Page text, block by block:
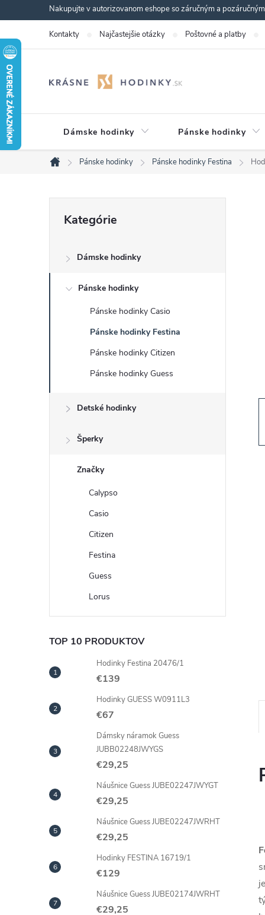
na
obsah
Nakupujte v autorizovanom eshope so záručným a
Kontakty Najčastejšie otázky Poštovné a platby
Dámske hodinky Pánske hodinky
Domov
Pánske hodinky Pánske hodinky Festina
č
a
kategórie
Kategórie
Dámske hodinky
Pánske hodinky
Pánske hodinky Casio
Pánske hodinky Festina
Pánske hodinky Citizen
Pánske hodinky Guess
Detské hodinky
Šperky
Značky
Calypso
Casio
Citizen
Festina
Guess
Lorus
TOP 10 PRODUKTOV
Hodinky Festina 20476/1
€139
Hodinky GUESS W0911L3
€67
Dámsky náramok Guess
JUBB02248JWYGS
€29,25
Náušnice Guess JUBE02247JWYGT
€29,25
Náušnice Guess JUBE02247JWRHT
€29,25
Hodinky FESTINA 16719/1
€129
Náušnice Guess JUBE02174JWRHT
€29,25